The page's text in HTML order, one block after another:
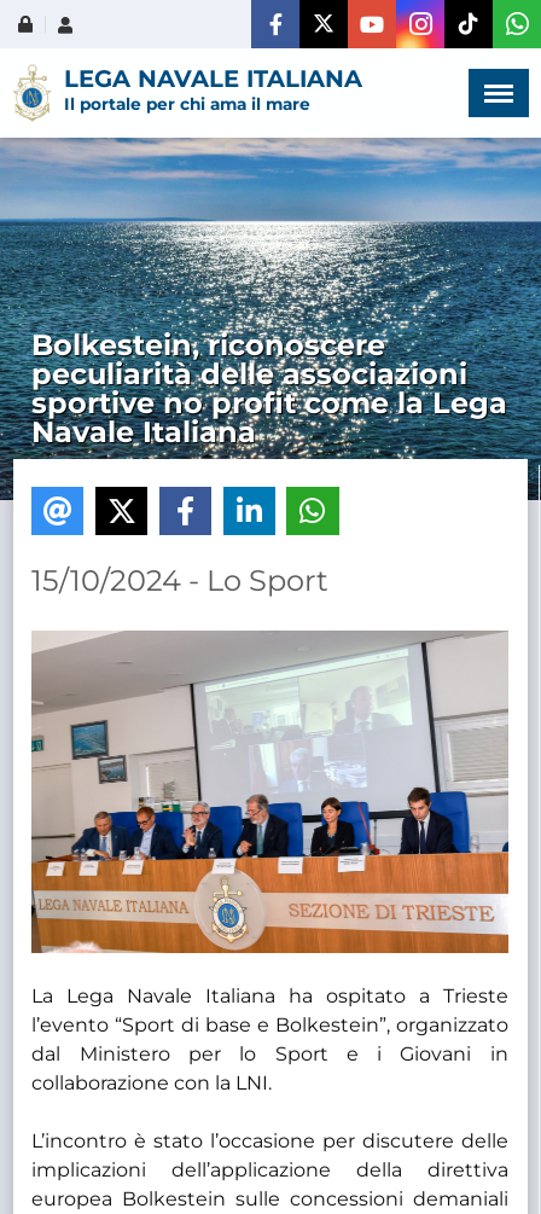
LEGA NAVALE ITALIANA
Il portale per chi ama il mare
Bolkestein, riconoscere
peculiarità delle associazioni
sportive no profit come la Lega
Navale Italiana
15/10/2024 - Lo Sport
La Lega Navale Italiana ha ospitato a Trieste
l’evento “Sport di base e Bolkestein”, organizzato
dal Ministero per lo Sport e i Giovani in
collaborazione con la LNI.
L’incontro è stato l’occasione per discutere delle
implicazioni dell’applicazione della direttiva
europea Bolkestein sulle concessioni demaniali
Menù ×
HOME
CHI SIAMO
LA VITA
DELL'ASSOCIAZIONE
COMUNICAZIONE,
AMMINISTRAZIONE